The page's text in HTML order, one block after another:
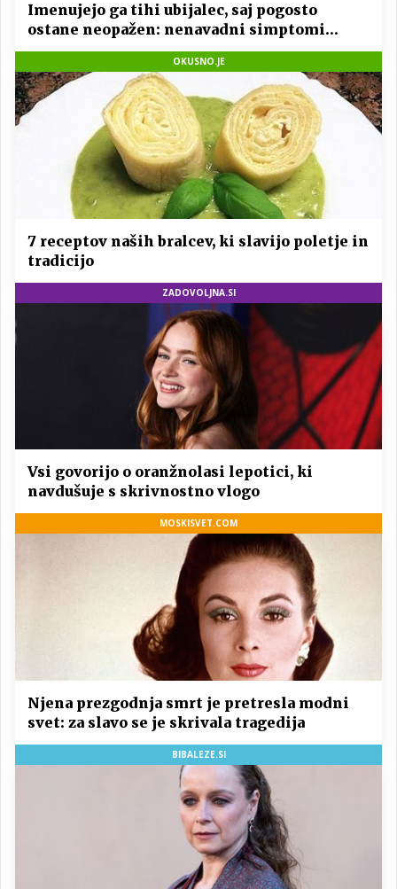
Imenujejo ga tihi ubijalec, saj pogosto
ostane neopažen: nenavadni simptomi
visokega holesterola
OKUSNO.JE
7 receptov naših bralcev, ki slavijo poletje in
tradicijo
ZADOVOLJNA.SI
Vsi govorijo o oranžnolasi lepotici, ki
navdušuje s skrivnostno vlogo
MOSKISVET.COM
Njena prezgodnja smrt je pretresla modni
svet: za slavo se je skrivala tragedija
BIBALEZE.SI